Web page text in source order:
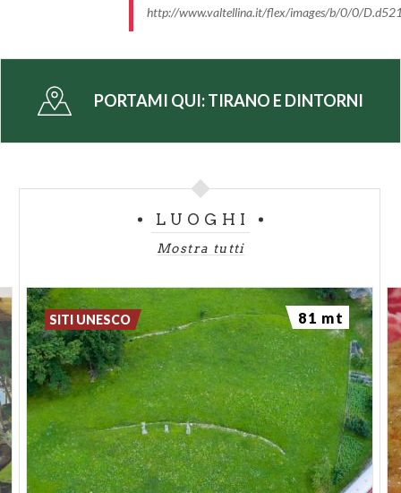
http://www.valtellina.it/flex/images/b/0/0/
PORTAMI QUI:TIRANO E DINTORNI
LUOGHI
Mostra tutti
SITI UNESCO 81 mt